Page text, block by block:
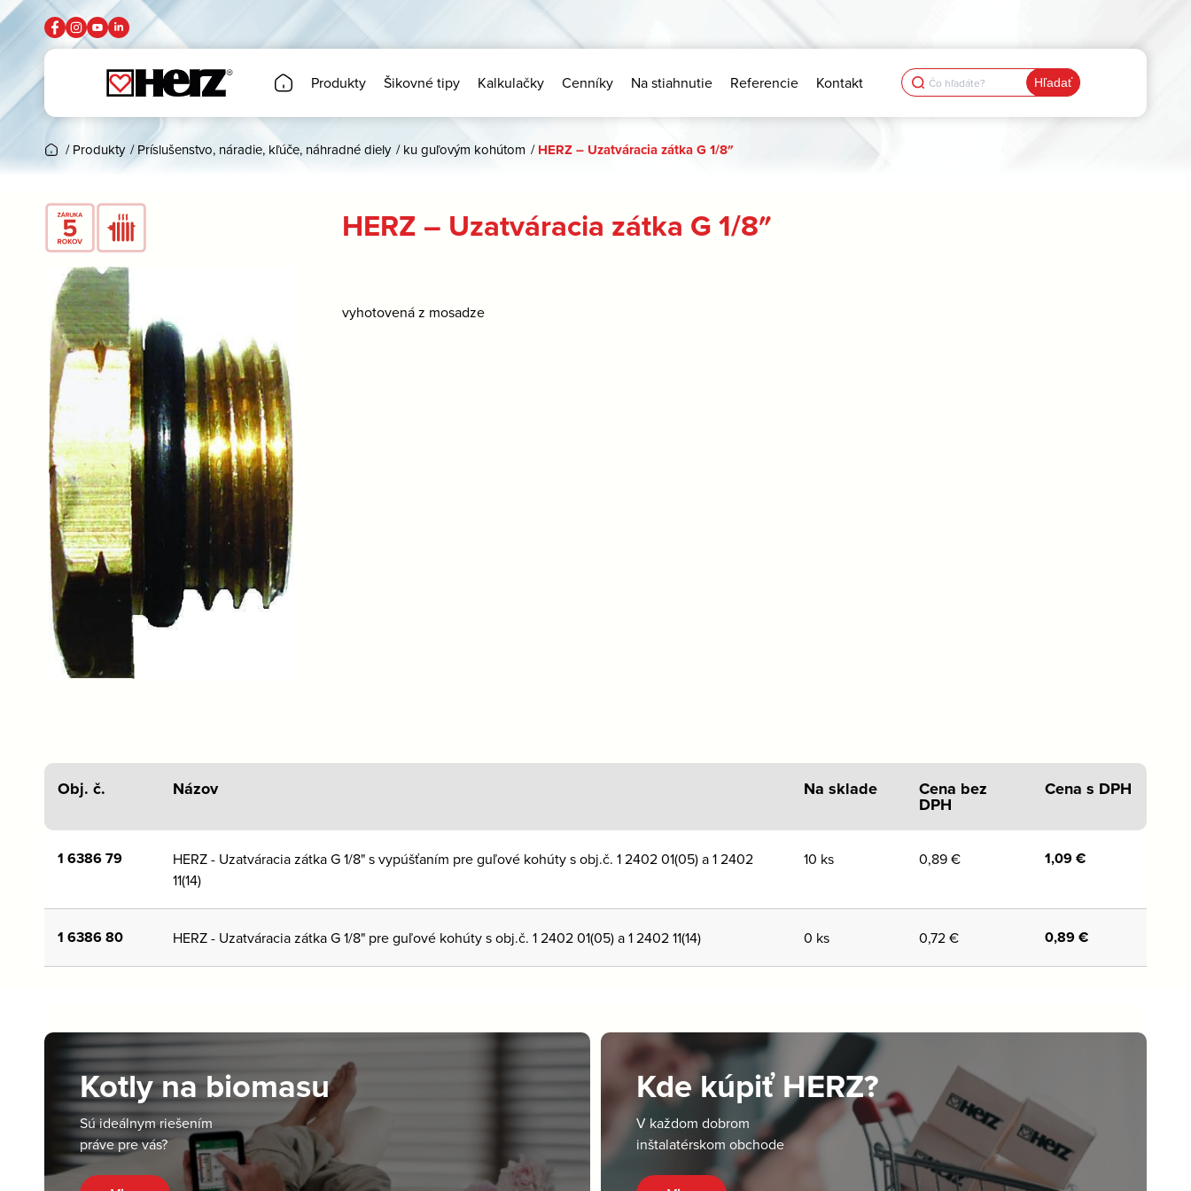
Produkty Šikovné tipy Kalkulačky Cenníky Na stiahnutie Referencie Kontakt Search
for:
/ Produkty / Príslušenstvo, náradie, kľúče, náhradné diely / ku guľovým kohútom / HERZ – Uzatváracia zátka G 1/8″
HERZ – Uzatváracia zátka G 1/8″
vyhotovená z mosadze
Obj. č. Názov Na sklade Cena bez
DPH
Cena s DPH
1 6386 79
HERZ - Uzatváracia zátka G 1/8" s vypúšťaním pre guľové kohúty s obj.č. 1 2402 01(05) a 1 2402
11(14)
10 ks 0,89€ 1,09€
1 6386 80 HERZ - Uzatváracia zátka G 1/8" pre guľové kohúty s obj.č. 1 2402 01(05) a 1 2402 11(14) 0 ks 0,72€ 0,89€
Kotly na biomasu
Sú ideálnym riešením
práve pre vás?
Kde kúpiť HERZ?
V každom dobrom
inštalatérskom obchode